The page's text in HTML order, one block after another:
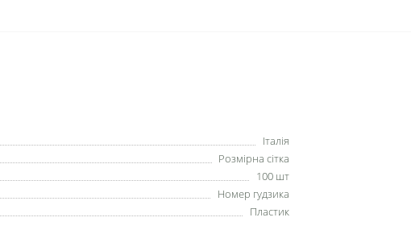
Італія
Розмірна сітка
100 шт
Номер гудзика
Пластик